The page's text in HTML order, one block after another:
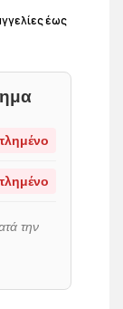
έως
την